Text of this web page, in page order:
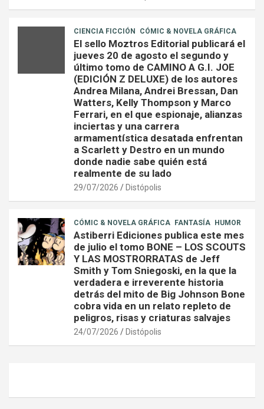
CIENCIA FICCIÓN CÓMIC & NOVELA GRÁFICA
El sello Moztros Editorial publicará el
jueves 20 de agosto el segundo y
último tomo de CAMINO A G.I. JOE
(EDICIÓN Z DELUXE) de los autores
Andrea Milana, Andrei Bressan, Dan
Watters, Kelly Thompson y Marco
Ferrari, en el que espionaje, alianzas
inciertas y una carrera
armamentística desatada enfrentan
a Scarlett y Destro en un mundo
donde nadie sabe quién está
realmente de su lado
29/07/2026 Distópolis
CÓMIC & NOVELA GRÁFICA FANTASÍA HUMOR
Astiberri Ediciones publica este mes
de julio el tomo BONE – LOS SCOUTS
Y LAS MOSTRORRATAS de Jeff
Smith y Tom Sniegoski, en la que la
verdadera e irreverente historia
detrás del mito de Big Johnson Bone
cobra vida en un relato repleto de
peligros, risas y criaturas salvajes
24/07/2026 Distópolis